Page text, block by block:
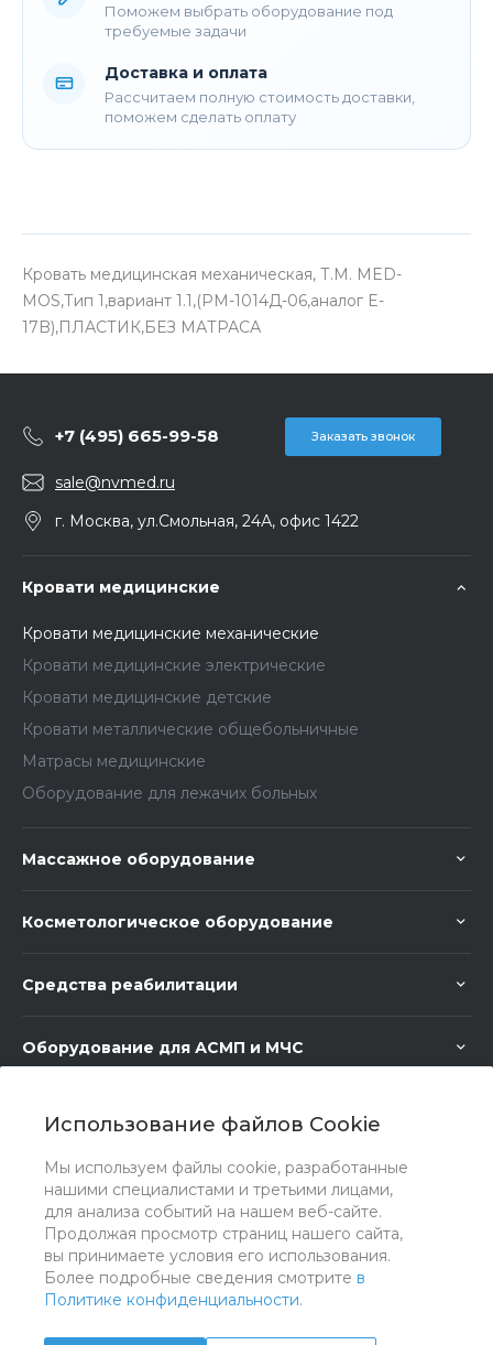
Использование файлов Cookie
Мы используем файлы cookie, разработанные
нашими специалистами и третьими лицами,
для анализа событий на нашем веб-сайте.
Продолжая просмотр страниц нашего сайта,
вы принимаете условия его использования.
Более подробные сведения смотрите в
Политике конфиденциальности.
Поможем выбрать оборудование под
требуемые задачи
Доставка и оплата
Рассчитаем полную стоимость доставки,
поможем сделать оплату
Кровать медицинская механическая, Т.М. MED-
MOS,Тип 1,вариант 1.1,(РМ-1014Д-06,аналог E-
17B),ПЛАСТИК,БЕЗ МАТРАСА
+7 (495) 665-99-58 Заказать звонок
sale@nvmed.ru
г. Москва, ул.Смольная, 24А, офис 1422
Кровати медицинские
Кровати медицинские механические
Кровати медицинские электрические
Кровати медицинские детские
Кровати металлические общебольничные
Матрасы медицинские
Оборудование для лежачих больных
Массажное оборудование
Косметологическое оборудование
Средства реабилитации
Оборудование для АСМП и МЧС
Медицинская мебель